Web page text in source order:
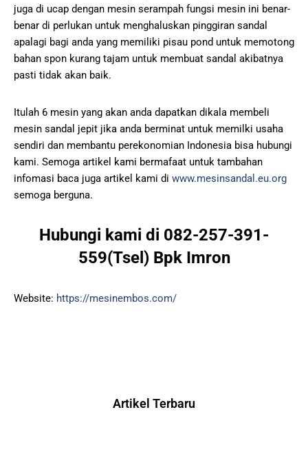
juga di ucap dengan mesin serampah fungsi mesin ini benar-
benar di perlukan untuk menghaluskan pinggiran sandal
apalagi bagi anda yang memiliki pisau pond untuk memotong
bahan spon kurang tajam untuk membuat sandal akibatnya
pasti tidak akan baik.
Itulah 6 mesin yang akan anda dapatkan dikala membeli
mesin sandal jepit jika anda berminat untuk memilki usaha
sendiri dan membantu perekonomian Indonesia bisa hubungi
kami. Semoga artikel kami bermafaat untuk tambahan
infomasi baca juga artikel kami di www.mesinsandal.eu.org
semoga berguna.
Hubungi kami di 082-257-391-
559(Tsel) Bpk Imron
Website: https://mesinembos.com/
Artikel Terbaru